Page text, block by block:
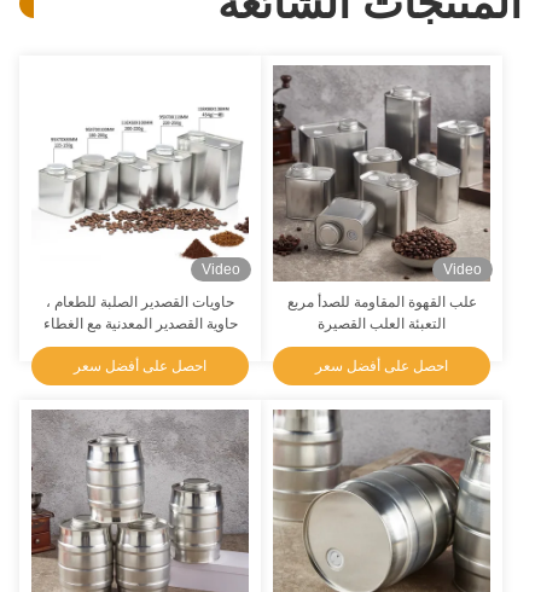
Video
علب القهوة المقاومة للصدأ مربع
التعبئة العلب القصيرة
احصل على أفضل سعر
Video
حاويات القصدير الصلبة للطعام ،
حاوية القصدير المعدنية مع الغطاء
احصل على أفضل سعر